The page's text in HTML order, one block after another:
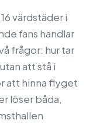
värdstäder i
fans handlar
frågor: hur tar
att stå i
att hinna flyget
löser båda,